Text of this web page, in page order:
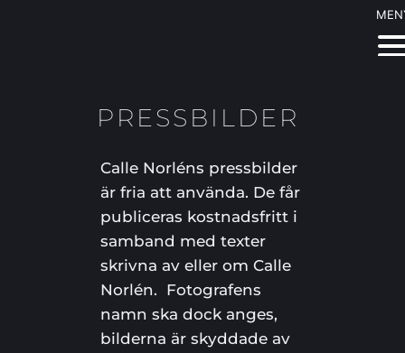
PRESSBILDER
Calle Norléns pressbilder
är fria att använda. De får
publiceras kostnadsfritt i
samband med texter
skrivna av eller om Calle
Norlén.  Fotografens
namn ska dock anges,
bilderna är skyddade av